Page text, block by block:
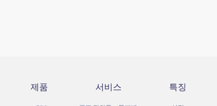
제품 서비스 특징